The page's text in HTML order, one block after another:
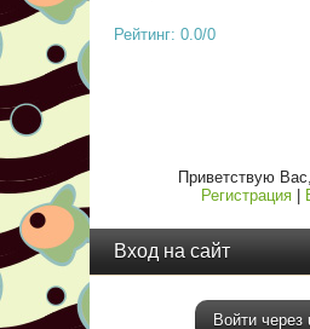
Рейтинг: 0.0/0
Приветствую Вас,
Регистрация|
Вход на сайт
Войти через